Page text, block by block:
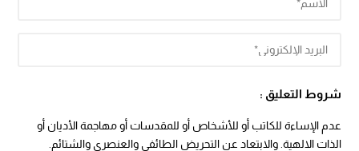
شروط التعليق :
عدم الإساءة للكاتب أو للأشخاص أو للمقدسات أو مهاجمة الأديان أو
الذات الالهية. والابتعاد عن التحريض الطائفي والعنصري والشتائم.